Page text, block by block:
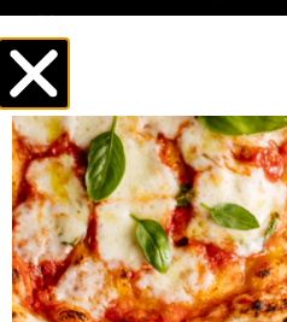
Ricotta,
Pecorino,
Copeaux de parmesan